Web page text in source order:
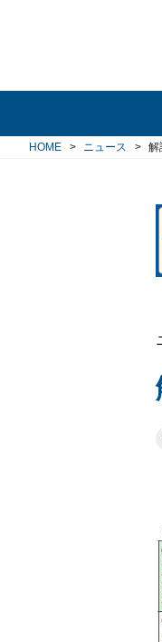
HOME ニュース 解